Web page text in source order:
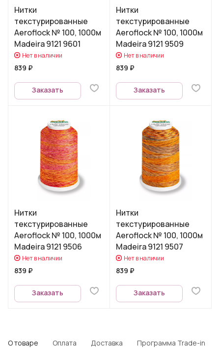
Нитки
текстурированные
Aeroflock № 100, 1000м
Madeira 9121 9601
Нет в наличии
839 ₽
Заказать
Нитки
текстурированные
Aeroflock № 100, 1000м
Madeira 9121 9509
Нет в наличии
839 ₽
Заказать
Нитки
текстурированные
Aeroflock № 100, 1000м
Madeira 9121 9506
Нет в наличии
839 ₽
Заказать
Нитки
текстурированные
Aeroflock № 100, 1000м
Madeira 9121 9507
Нет в наличии
839 ₽
Заказать
О товаре Оплата Доставка Программа Trade-in